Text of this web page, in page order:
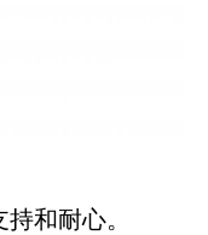
和耐心。